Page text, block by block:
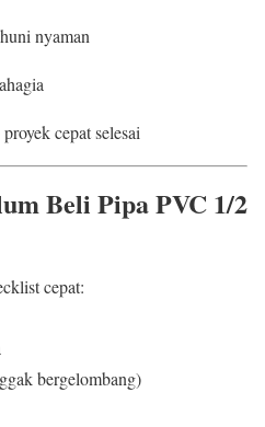
nyaman
cepat selesai
Beli Pipa PVC 1/2
cepat:
bergelombang)